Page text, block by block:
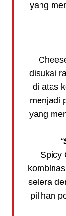
yang
disukai
di atas
menjadi
yang
“
Spicy
selera
pilihan